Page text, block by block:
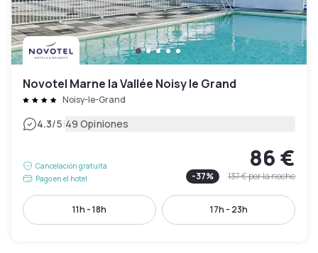
Novotel Marne la Vallée Noisy le Grand
Noisy-le-Grand
4.3/5|49 Opiniones
Cancelación gratuita
Pago en el hotel
86 €
-37% 137 €por la noche
11h - 18h 17h - 23h